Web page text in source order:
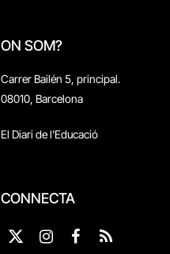
ON SOM?
Carrer Bailén 5, principal.
08010, Barcelona
El Diari de l'Educació
CONNECTA
X
Instagram
Facebook
RSS